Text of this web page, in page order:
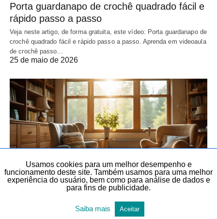
Porta guardanapo de crochê quadrado fácil e
rápido passo a passo
Veja neste artigo, de forma gratuita, este vídeo: Porta guardanapo de
crochê quadrado fácil e rápido passo a passo. Aprenda em videoaula
de crochê passo…
25 de maio de 2026
TODAS AS POSTAGENS
Usamos cookies para um melhor desempenho e
funcionamento deste site. Também usamos para uma melhor
experiência do usuário, bem como para análise de dados e
para fins de publicidade.
Saiba mais Aceitar